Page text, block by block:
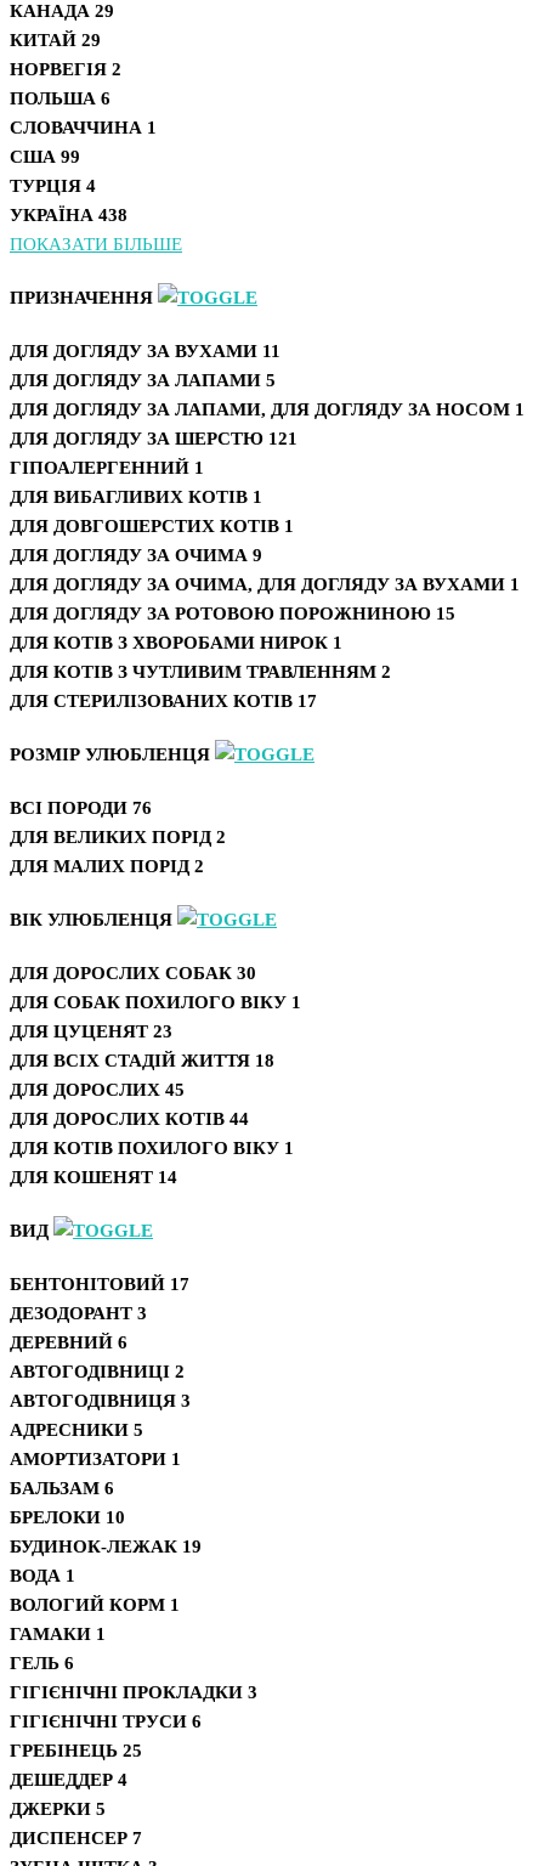
КАНАДА 29
КИТАЙ 29
НОРВЕГІЯ 2
ПОЛЬША 6
СЛОВАЧЧИНА 1
США 99
ТУРЦІЯ 4
УКРАЇНА 438
ПОКАЗАТИ БІЛЬШЕ
ПРИЗНАЧЕННЯ
ДЛЯ ДОГЛЯДУ ЗА ВУХАМИ 11
ДЛЯ ДОГЛЯДУ ЗА ЛАПАМИ 5
ДЛЯ ДОГЛЯДУ ЗА ЛАПАМИ, ДЛЯ ДОГЛЯДУ ЗА НОСОМ 1
ДЛЯ ДОГЛЯДУ ЗА ШЕРСТЮ 121
ГІПОАЛЕРГЕННИЙ 1
ДЛЯ ВИБАГЛИВИХ КОТІВ 1
ДЛЯ ДОВГОШЕРСТИХ КОТІВ 1
ДЛЯ ДОГЛЯДУ ЗА ОЧИМА 9
ДЛЯ ДОГЛЯДУ ЗА ОЧИМА, ДЛЯ ДОГЛЯДУ ЗА ВУХАМИ 1
ДЛЯ ДОГЛЯДУ ЗА РОТОВОЮ ПОРОЖНИНОЮ 15
ДЛЯ КОТІВ З ХВОРОБАМИ НИРОК 1
ДЛЯ КОТІВ З ЧУТЛИВИМ ТРАВЛЕННЯМ 2
ДЛЯ СТЕРИЛІЗОВАНИХ КОТІВ 17
РОЗМІР УЛЮБЛЕНЦЯ
ВСІ ПОРОДИ 76
ДЛЯ ВЕЛИКИХ ПОРІД 2
ДЛЯ МАЛИХ ПОРІД 2
ВІК УЛЮБЛЕНЦЯ
ДЛЯ ДОРОСЛИХ СОБАК 30
ДЛЯ СОБАК ПОХИЛОГО ВІКУ 1
ДЛЯ ЦУЦЕНЯТ 23
ДЛЯ ВСІХ СТАДІЙ ЖИТТЯ 18
ДЛЯ ДОРОСЛИХ 45
ДЛЯ ДОРОСЛИХ КОТІВ 44
ДЛЯ КОТІВ ПОХИЛОГО ВІКУ 1
ДЛЯ КОШЕНЯТ 14
ВИД
БЕНТОНІТОВИЙ 17
ДЕЗОДОРАНТ 3
ДЕРЕВНИЙ 6
АВТОГОДІВНИЦІ 2
АВТОГОДІВНИЦЯ 3
АДРЕСНИКИ 5
АМОРТИЗАТОРИ 1
БАЛЬЗАМ 6
БРЕЛОКИ 10
БУДИНОК-ЛЕЖАК 19
ВОДА 1
ВОЛОГИЙ КОРМ 1
ГАМАКИ 1
ГЕЛЬ 6
ГІГІЄНІЧНІ ПРОКЛАДКИ 3
ГІГІЄНІЧНІ ТРУСИ 6
ГРЕБІНЕЦЬ 25
ДЕШЕДДЕР 4
ДЖЕРКИ 5
ДИСПЕНСЕР 7